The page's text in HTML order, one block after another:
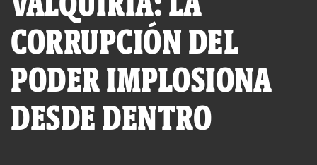
CORRUPCIÓN DEL
PODER IMPLOSIONA
DESDE DENTRO